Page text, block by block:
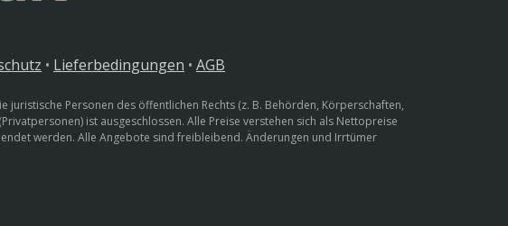
• Lieferbedingungen • AGB
Personen des öffentlichen Rechts (z. B. Behörden, Körperschaften,
ist ausgeschlossen. Alle Preise verstehen sich als Nettopreise
werden. Alle Angebote sind freibleibend. Änderungen und Irrtümer